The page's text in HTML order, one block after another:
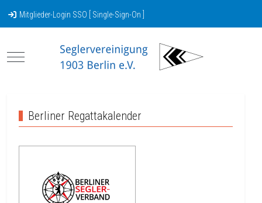
Mitglieder-Login SSO [ Single-Sign-On ]
Mobile Menu Toggle
Berliner Regattakalender